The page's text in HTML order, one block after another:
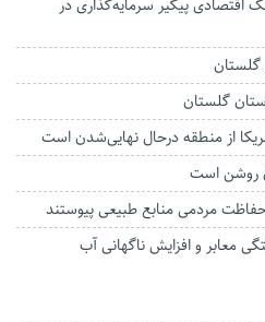
بابک زنجانی با ۱۱ هلدینگ اقتصادی پیگیر سرمایه‌گذاری در
گلستان
از منطقه درحال نهایی‌شدن است
روشن است
معابر و افزایش ناگهانی آب